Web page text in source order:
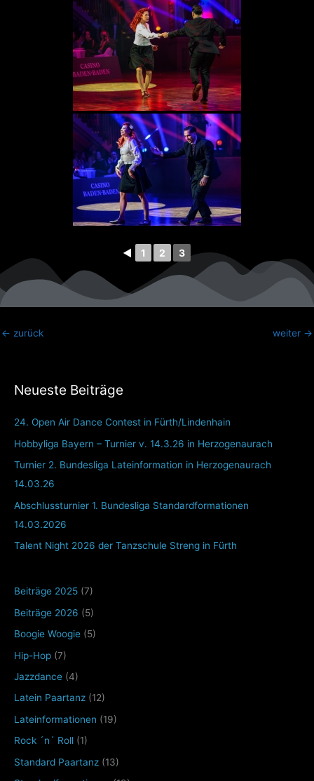
Neueste Beiträge
24. Open Air Dance Contest in Fürth/Lindenhain
Hobbyliga Bayern – Turnier v. 14.3.26 in Herzogenaurach
Turnier 2. Bundesliga Lateinformation in Herzogenaurach
14.03.26
Abschlussturnier 1. Bundesliga Standardformationen
14.03.2026
Talent Night 2026 der Tanzschule Streng in Fürth
Beiträge 2025 (7)
Beiträge 2026 (5)
Boogie Woogie (5)
Hip-Hop (7)
Jazzdance (4)
Latein Paartanz (12)
Lateinformationen (19)
Rock ´n´ Roll (1)
Standard Paartanz (13)
◄ 1 2 3
← zurück weiter →